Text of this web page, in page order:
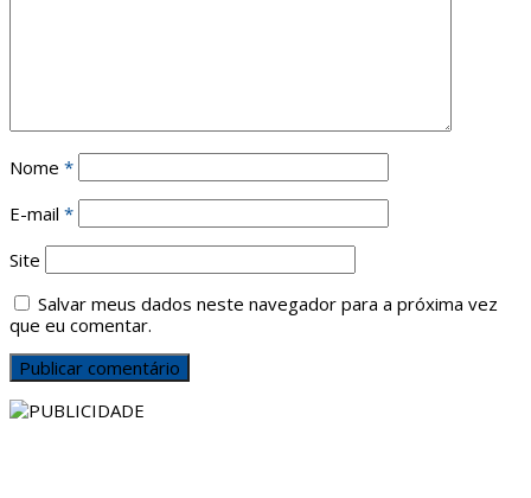
Nome *
E-mail *
Site
Salvar meus dados neste navegador para a próxima vez
que eu comentar.